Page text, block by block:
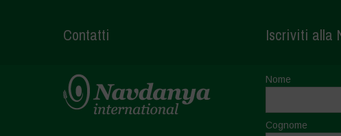
Contatti Iscriviti alla
Nome
Cognome